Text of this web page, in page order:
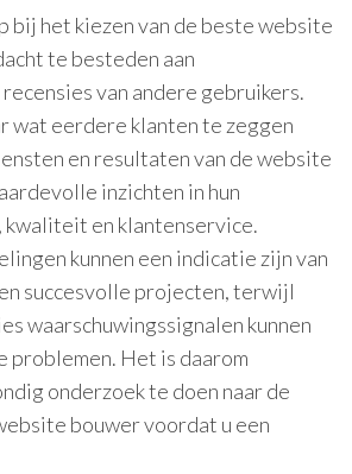
bij het kiezen van de beste website
te besteden aan
van andere gebruikers.
wat eerdere klanten te zeggen
en resultaten van de website
inzichten in hun
en klantenservice.
kunnen een indicatie zijn van
succesvolle projecten, terwijl
waarschuwingssignalen kunnen
problemen. Het is daarom
onderzoek te doen naar de
bouwer voordat u een